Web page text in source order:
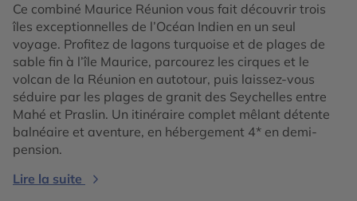
Ce combiné Maurice Réunion vous fait découvrir trois
îles exceptionnelles de l’Océan Indien en un seul
voyage. Profitez de lagons turquoise et de plages de
sable fin à l’île Maurice, parcourez les cirques et le
volcan de la Réunion en autotour, puis laissez-vous
séduire par les plages de granit des Seychelles entre
Mahé et Praslin. Un itinéraire complet mêlant détente
balnéaire et aventure, en hébergement 4* en demi-
pension.
Lire la suite